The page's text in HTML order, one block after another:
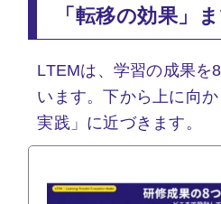
「転移の効果」
LTEMは、学習の成果を
います。下から上に向
実践」に近づきます。